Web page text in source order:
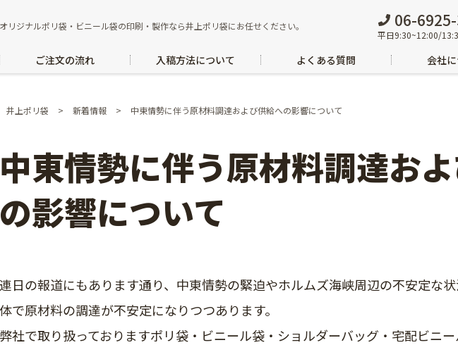
オリジナルポリ袋・ビニール袋の印刷・製作なら井上ポリ袋にお任せください。 06-
平日9:30~12:00/
ご注文の流れ 入稿方法について よくある質問 会社
井上ポリ袋 > 新着情報 > 中東情勢に伴う原材料調達および供給への影響について
中東情勢に伴う原材料調達お
の影響について
連日の報道にもあります通り、中東情勢の緊迫やホルムズ海峡周辺の不安定な
体で原材料の調達が不安定になりつつあります。
弊社で取り扱っておりますポリ袋・ビニール袋・ショルダーバッグ・宅配ビニ